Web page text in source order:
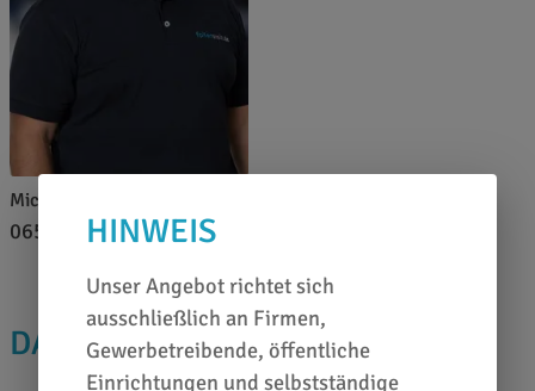
Michael Altes
0651 46 27 79 80
DAS PASST DAZU
HINWEIS
Unser Angebot richtet sich
ausschließlich an Firmen,
Gewerbetreibende, öffentliche
Einrichtungen und selbstständige